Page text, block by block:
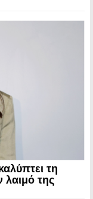
τη
λαιμό της